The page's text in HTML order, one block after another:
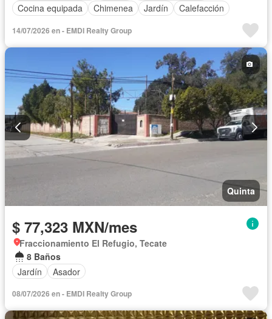
Cocina equipada
Chimenea Jardín Calefacción
14/07/2026 en - EMDI Realty Group
Quinta
$ 77,323 MXN/mes
Fraccionamiento El Refugio, Tecate
8 Baños
Jardín
Asador
08/07/2026 en - EMDI Realty Group